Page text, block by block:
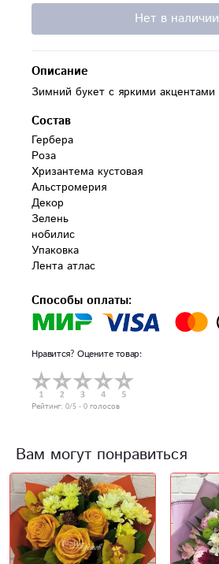
Нет в наличии
Описание
Зимний букет с яркими акцентами
Состав
Гербера
Роза
Хризантема кустовая
Альстромерия
Декор
Зелень
нобилис
Упаковка
Лента атлас
Способы оплаты:
Нравится? Оцените товар:
Рейтинг: 0/5 - 0 голосов
Вам могут понравиться